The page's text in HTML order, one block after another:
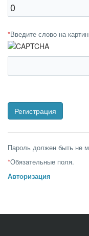
*Введите слово на
Пароль должен быть не
*Обязательные поля.
Авторизация